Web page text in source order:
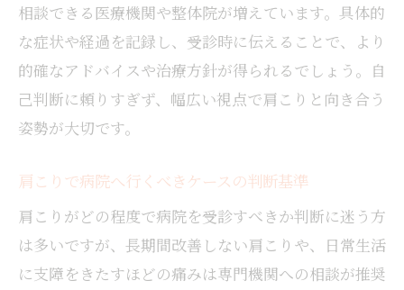
相談できる医療機関や整体院が増えています。具体的
な症状や経過を記録し、受診時に伝えることで、より
的確なアドバイスや治療方針が得られるでしょう。自
己判断に頼りすぎず、幅広い視点で肩こりと向き合う
姿勢が大切です。
肩こりで病院へ行くべきケースの判断基準
肩こりがどの程度で病院を受診すべきか判断に迷う方
は多いですが、長期間改善しない肩こりや、日常生活
に支障をきたすほどの痛みは専門機関への相談が推奨